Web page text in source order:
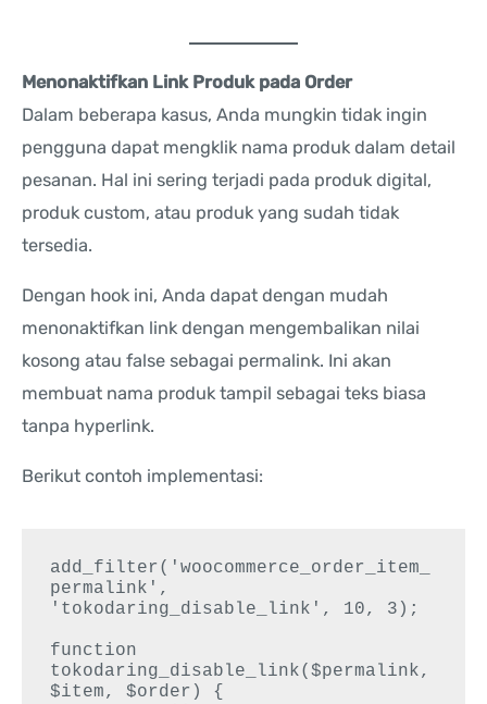
Menonaktifkan Link Produk pada Order
Dalam beberapa kasus, Anda mungkin tidak ingin
pengguna dapat mengklik nama produk dalam detail
pesanan. Hal ini sering terjadi pada produk digital,
produk custom, atau produk yang sudah tidak
tersedia.
Dengan hook ini, Anda dapat dengan mudah
menonaktifkan link dengan mengembalikan nilai
kosong atau false sebagai permalink. Ini akan
membuat nama produk tampil sebagai teks biasa
tanpa hyperlink.
Berikut contoh implementasi:
add_filter('woocommerce_order_item_
permalink',
'tokodaring_disable_link', 10, 3);
function
tokodaring_disable_link($permalink,
$item, $order) {